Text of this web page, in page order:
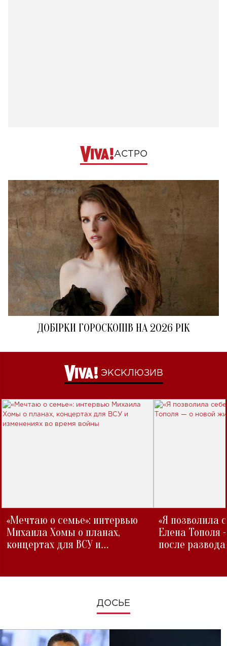
АСТРО
ДОБІРКИ ГОРОСКОПІВ НА 2026 РІК
ЭКСКЛЮЗИВ
«Мечтаю о семье»: интервью
Михаила Хомы о планах,
концертах для ВСУ и
«Я позволила
Елена Тополя
после развода
ДОСЬЕ